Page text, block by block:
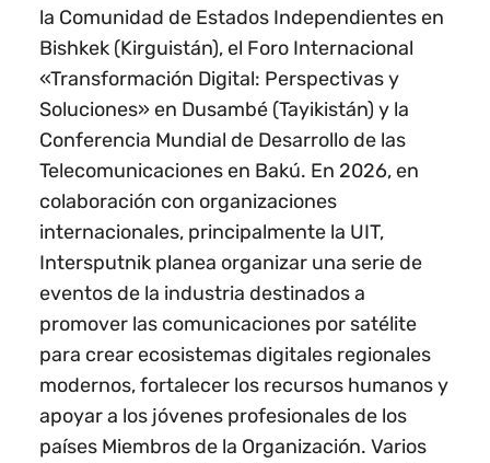
la Comunidad de Estados Independientes en
Bishkek (Kirguistán), el Foro Internacional
«Transformación Digital: Perspectivas y
Soluciones» en Dusambé (Tayikistán) y la
Conferencia Mundial de Desarrollo de las
Telecomunicaciones en Bakú. En 2026, en
colaboración con organizaciones
internacionales, principalmente la UIT,
Intersputnik planea organizar una serie de
eventos de la industria destinados a
promover las comunicaciones por satélite
para crear ecosistemas digitales regionales
modernos, fortalecer los recursos humanos y
apoyar a los jóvenes profesionales de los
países Miembros de la Organización. Varios